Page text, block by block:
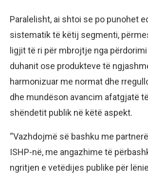
Paralelisht, ai shtoi se po punohet
sistematik të këtij segmenti,
ligjit të ri për mbrojtje nga
duhanit ose produkteve të
harmonizuar me normat dhe
dhe mundëson avancim afatgjatë
shëndetit publik në këtë aspekt.
“Vazhdojmë së bashku me
ISHP-në, me angazhime të
ngritjen e vetëdijes publike për